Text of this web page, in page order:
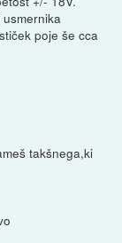
poje še cca
takšnega,ki